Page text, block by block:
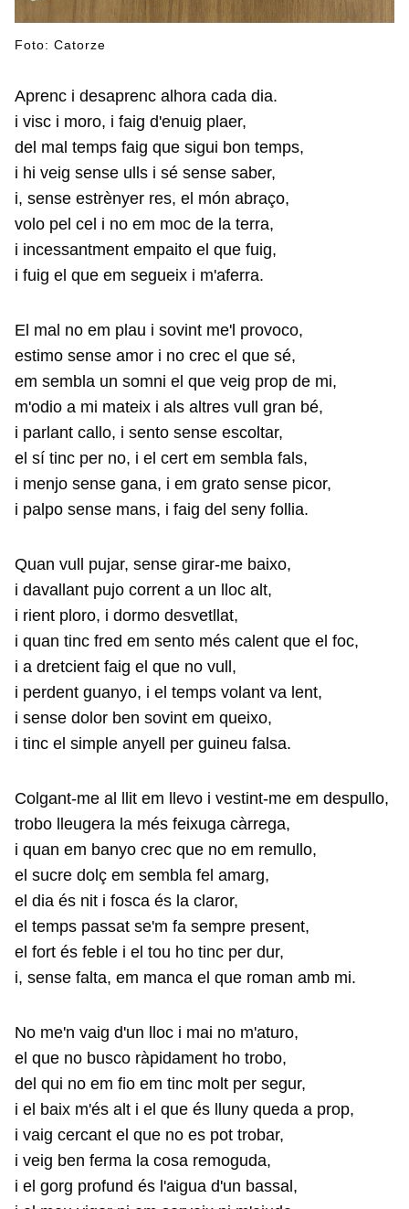
Foto: Catorze
Aprenc i desaprenc alhora cada dia.
i visc i moro, i faig d'enuig plaer,
del mal temps faig que sigui bon temps,
i hi veig sense ulls i sé sense saber,
i, sense estrènyer res, el món abraço,
volo pel cel i no em moc de la terra,
i incessantment empaito el que fuig,
i fuig el que em segueix i m'aferra.
El mal no em plau i sovint me'l provoco,
estimo sense amor i no crec el que sé,
em sembla un somni el que veig prop de mi,
m'odio a mi mateix i als altres vull gran bé,
i parlant callo, i sento sense escoltar,
el sí tinc per no, i el cert em sembla fals,
i menjo sense gana, i em grato sense picor,
i palpo sense mans, i faig del seny follia.
Quan vull pujar, sense girar-me baixo,
i davallant pujo corrent a un lloc alt,
i rient ploro, i dormo desvetllat,
i quan tinc fred em sento més calent que el foc,
i a dretcient faig el que no vull,
i perdent guanyo, i el temps volant va lent,
i sense dolor ben sovint em queixo,
i tinc el simple anyell per guineu falsa.
Colgant-me al llit em llevo i vestint-me em despullo,
trobo lleugera la més feixuga càrrega,
i quan em banyo crec que no em remullo,
el sucre dolç em sembla fel amarg,
el dia és nit i fosca és la claror,
el temps passat se'm fa sempre present,
el fort és feble i el tou ho tinc per dur,
i, sense falta, em manca el que roman amb mi.
No me'n vaig d'un lloc i mai no m'aturo,
el que no busco ràpidament ho trobo,
del qui no em fio em tinc molt per segur,
i el baix m'és alt i el que és lluny queda a prop,
i vaig cercant el que no es pot trobar,
i veig ben ferma la cosa remoguda,
i el gorg profund és l'aigua d'un bassal,